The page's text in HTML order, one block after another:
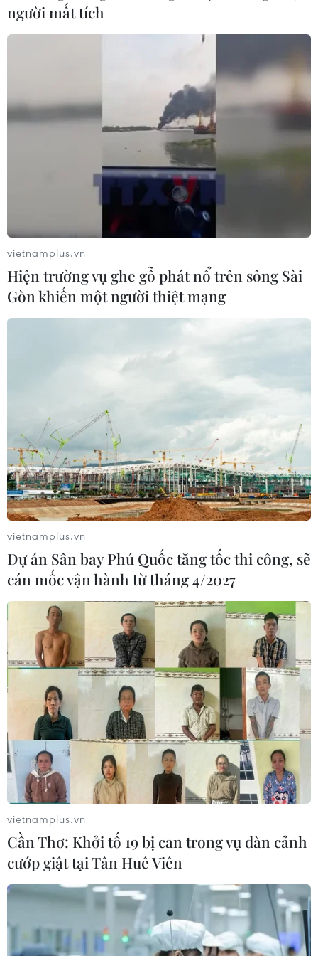
Ukraine mất 500 triệu USD mỗi tháng nếu
Thỏa thuận Ngũ cốc đổ vỡ
Từ tháng 8/2022 đến tháng 6/2023, Ukraine đã xuất
khẩu 50,6 triệu tấn ngũ cốc, tổng trị giá 9,8 tỷ USD. Nếu
Thỏa thuận Ngũ cốc không được gia hạn, Ukraine có
người mất tích
vietnamplus.vn
Hiện trường vụ ghe gỗ phát nổ trên sông Sài
Gòn khiến một người thiệt mạng
vietnamplus.vn
Dự án Sân bay Phú Quốc tăng tốc thi công, sẽ
cán mốc vận hành từ tháng 4/2027
vietnamplus.vn
Cần Thơ: Khởi tố 19 bị can trong vụ dàn cảnh
cướp giật tại Tân Huê Viên